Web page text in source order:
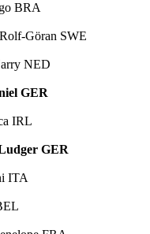
BRA
Göran SWE
NED
GER
IRL
GER